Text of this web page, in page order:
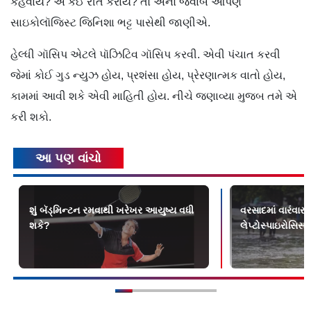
સાઇકોલૉજિસ્ટ જિનિશા ભટ્ટ પાસેથી જાણીએ.
હેલ્ધી ગૉસિપ એટલે પૉઝિટિવ ગૉસિપ કરવી. એવી પંચાત કરવી
જેમાં કોઈ ગુડ ન્યુઝ હોય, પ્રશંસા હોય, પ્રેરણાત્મક વાતો હોય,
કામમાં આવી શકે એવી માહિતી હોય. નીચે જણાવ્યા મુજબ તમે એ
કરી શકો.
આ પણ વાંચો
શું બૅડ્‌મિન્ટન રમવાથી ખરેખર આયુષ્ય વધી
શકે?
વરસાદમાં